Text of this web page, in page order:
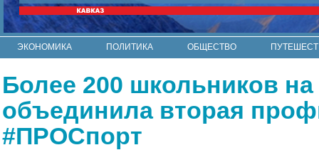
ЭКОНОМИКА ПОЛИТИКА ОБЩЕСТВО
Более 200 школьников
объединила вторая
#ПРОСпорт